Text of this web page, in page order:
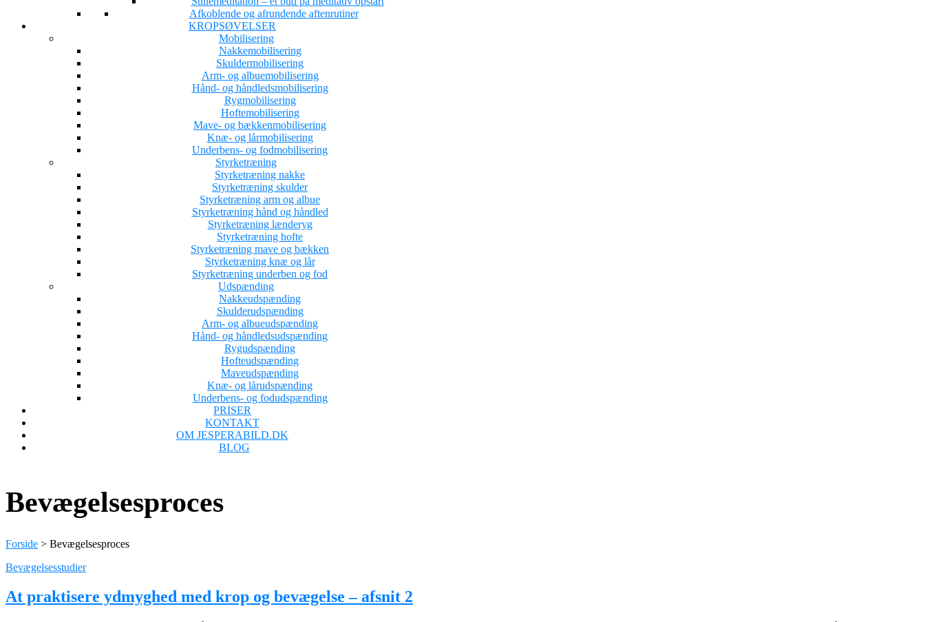
Afkoblende og afrundende aftenrutiner
KROPSØVELSER
Mobilisering
Nakkemobilisering
Skuldermobilisering
Arm- og albuemobilisering
Hånd- og håndledsmobilisering
Rygmobilisering
Hoftemobilisering
Mave- og bækkenmobilisering
Knæ- og lårmobilisering
Underbens- og fodmobilisering
Styrketræning
Styrketræning nakke
Styrketræning skulder
Styrketræning arm og albue
Styrketræning hånd og håndled
Styrketræning lænderyg
Styrketræning hofte
Styrketræning mave og bækken
Styrketræning knæ og lår
Styrketræning underben og fod
Udspænding
Nakkeudspænding
Skulderudspænding
Arm- og albueudspænding
Hånd- og håndledsudspænding
Rygudspænding
Hofteudspænding
Maveudspænding
Knæ- og lårudspænding
Underbens- og fodudspænding
PRISER
KONTAKT
OM JESPERABILD.DK
BLOG
Bevægelsesproces
Forside > Bevægelsesproces
Bevægelsesstudier
At praktisere ydmyghed med krop og bevægelse – afsnit 2